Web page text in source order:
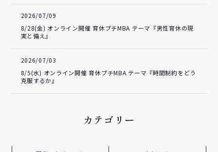
2026/07/09
8/28(金) オンライン開催 育休プチMBA テーマ『男性育休の現
実と備え』
2026/07/03
8/5(水) オンライン開催 育休プチMBA テーマ『時間制約をどう
克服するか』
カテゴリー